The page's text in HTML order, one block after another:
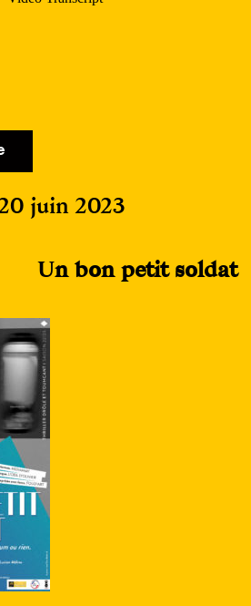
juin 2023
Un bon petit soldat